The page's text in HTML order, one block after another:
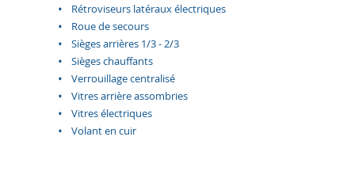
Rétroviseurs latéraux électriques
Roue de secours
Sièges arrières 1/3 - 2/3
Sièges chauffants
Verrouillage centralisé
Vitres arrière assombries
Vitres électriques
Volant en cuir